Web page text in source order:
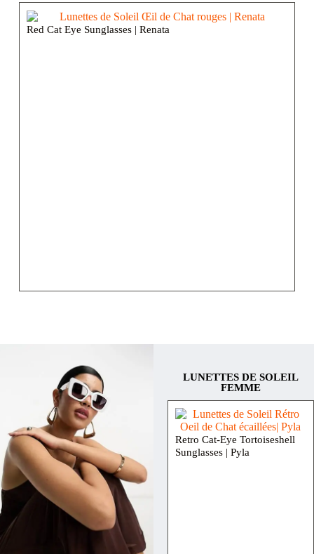
Red Cat Eye Sunglasses | Renata
LUNETTES DE SOLEIL
FEMME
Retro Cat-Eye Tortoiseshell
Sunglasses | Pyla